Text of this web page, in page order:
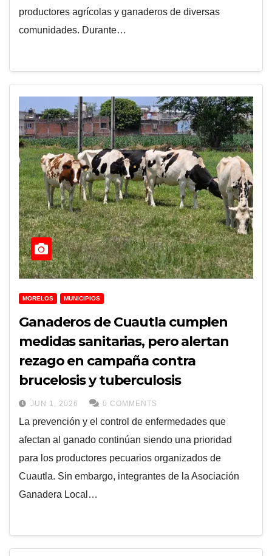
productores agrícolas y ganaderos de diversas
comunidades. Durante…
MORELOS MUNICIPIOS
Ganaderos de Cuautla cumplen
medidas sanitarias, pero alertan
rezago en campaña contra
brucelosis y tuberculosis
JUN 1, 2026 0 COMMENTS
La prevención y el control de enfermedades que
afectan al ganado continúan siendo una prioridad
para los productores pecuarios organizados de
Cuautla. Sin embargo, integrantes de la Asociación
Ganadera Local…